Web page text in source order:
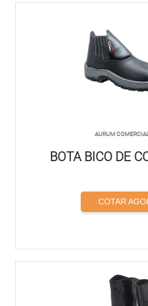
AURUM
BOTA BICO DE
COTAR